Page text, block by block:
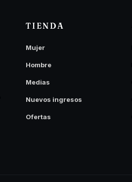
TIENDA
Mujer
Hombre
Medias
Nuevos ingresos
Ofertas